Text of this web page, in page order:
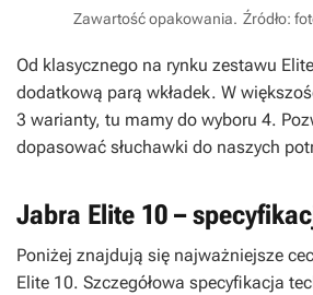
Zawartość opakowania. Źródło:
Od klasycznego na rynku zestawu
dodatkową parą wkładek. W
3 warianty, tu mamy do wyboru 4.
dopasować słuchawki do naszych
Jabra Elite 10 –
Poniżej znajdują się najważniejsze
Elite 10. Szczegółowa specyfikacja